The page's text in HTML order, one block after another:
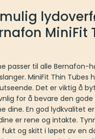
MiniFit
passer til alle Bernafon-
MiniFit Thin Tubes
Det er viktig å
for å bevare den gode
dine. En god lydkvalitet
er rene og intakte.
og skitt i løpet av en